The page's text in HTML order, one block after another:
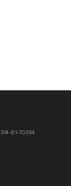
314-81-70364